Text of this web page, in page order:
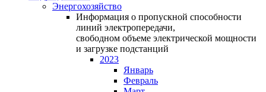
Энергохозяйство
Информация о пропускной способности
линий электропередачи,
свободном объеме электрической мощности
и загрузке подстанций
2023
Январь
Февраль